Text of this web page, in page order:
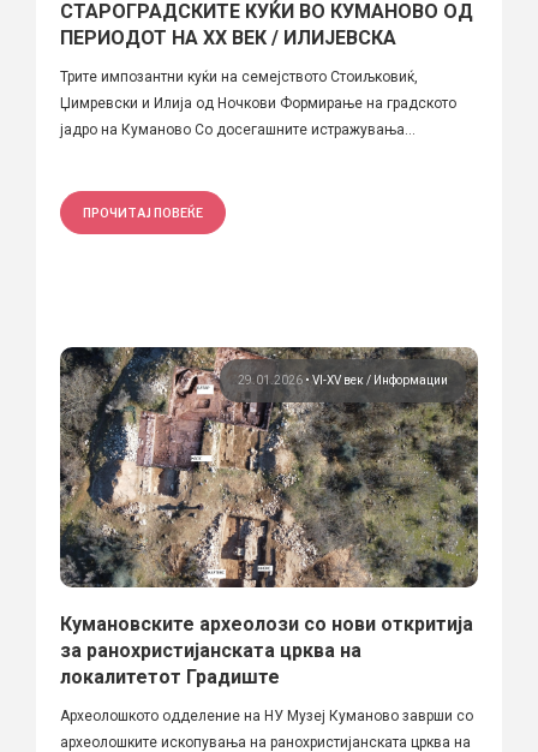
СТАРОГРАДСКИТЕ КУЌИ ВО КУМАНОВО ОД
ПЕРИОДОТ НА XX ВЕК / ИЛИЈЕВСКА
Трите импозантни куќи на семејството Стоиљковиќ,
Џимревски и Илија од Ночкови Формирање на градското
јадро на Куманово Со досегашните истражувања...
ПРОЧИТАЈ ПОВЕЌЕ
29.01.2026 •VI-XV век Информации
Кумановските археолози со нови откритија
за ранохристијанската црква на
локалитетот Градиште
Aрхеолошкото одделение на НУ Музеј Куманово заврши со
археолошките ископувања на ранохристијанската црква на